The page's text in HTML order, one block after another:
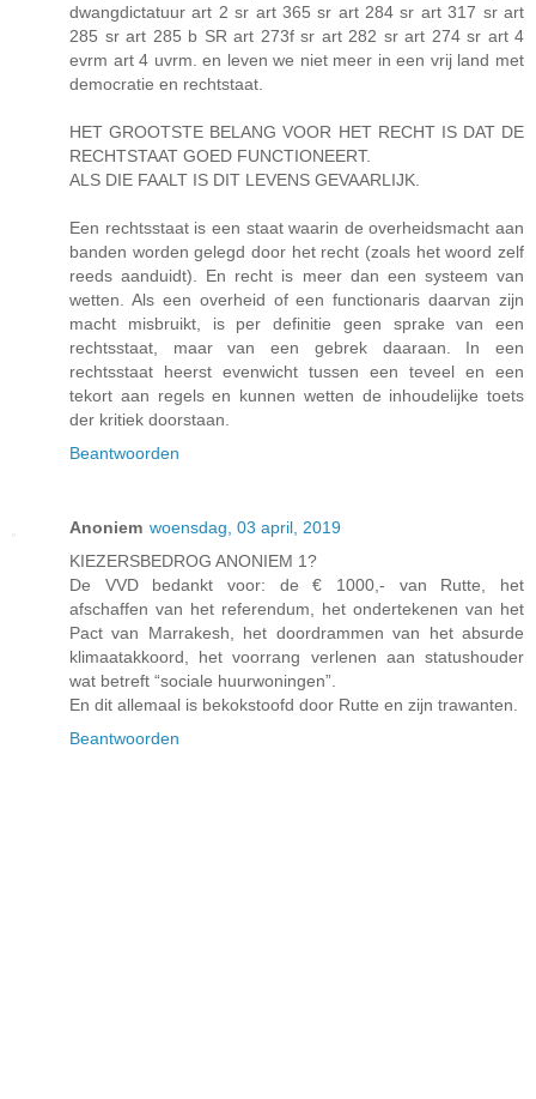
dwangdictatuur art 2 sr art 365 sr art 284 sr art 317 sr art
285 sr art 285 b SR art 273f sr art 282 sr art 274 sr art 4
evrm art 4 uvrm. en leven we niet meer in een vrij land met
democratie en rechtstaat.
HET GROOTSTE BELANG VOOR HET RECHT IS DAT DE
RECHTSTAAT GOED FUNCTIONEERT.
ALS DIE FAALT IS DIT LEVENS GEVAARLIJK.
Een rechtsstaat is een staat waarin de overheidsmacht aan
banden worden gelegd door het recht (zoals het woord zelf
reeds aanduidt). En recht is meer dan een systeem van
wetten. Als een overheid of een functionaris daarvan zijn
macht misbruikt, is per definitie geen sprake van een
rechtsstaat, maar van een gebrek daaraan. In een
rechtsstaat heerst evenwicht tussen een teveel en een
tekort aan regels en kunnen wetten de inhoudelijke toets
der kritiek doorstaan.
Beantwoorden
Anoniem woensdag, 03 april, 2019
KIEZERSBEDROG ANONIEM 1?
De VVD bedankt voor: de € 1000,- van Rutte, het
afschaffen van het referendum, het ondertekenen van het
Pact van Marrakesh, het doordrammen van het absurde
klimaatakkoord, het voorrang verlenen aan statushouder
wat betreft “sociale huurwoningen”.
En dit allemaal is bekokstoofd door Rutte en zijn trawanten.
Beantwoorden